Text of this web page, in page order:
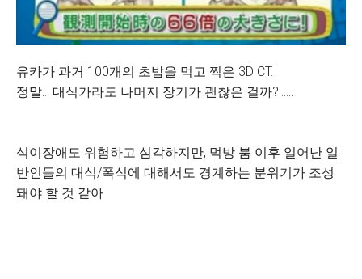
유카가 과거 100개의 초밥을 먹고 찍은 3D CT.
정말... 대식가라도 나머지 장기가 괜찮은 걸까?......
식이장애도 위험하고 심각하지만, 먹방 붐 이후 일어난 일
반인들의 대식/폭식에 대해서도 경계하는 분위기가 조성
돼야 할 것 같아